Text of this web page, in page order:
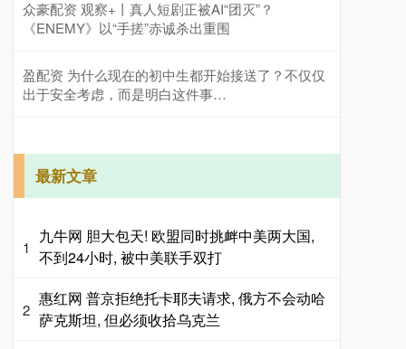
众豪配资 观察+丨真人短剧正被AI“团灭”？
《ENEMY》以“手搓”赤诚杀出重围
盈配资 为什么现在的初中生都开始接送了？不仅仅
出于安全考虑，而是明白这件事…
最新文章
1
九牛网 胆大包天! 欧盟同时挑衅中美两大国,
不到24小时, 被中美联手双打
2
惠红网 普京拒绝托卡耶夫请求, 俄方不会动哈
萨克斯坦, 但必须收拾乌克兰